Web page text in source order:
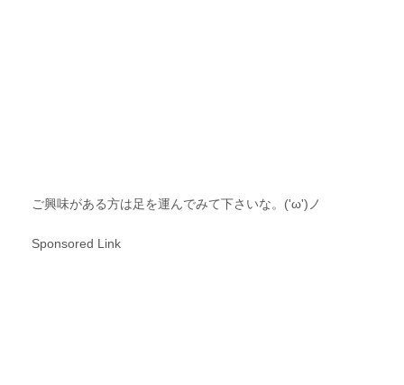
ご興味がある方は足を運んでみて下さいな。('ω')ノ
Sponsored Link